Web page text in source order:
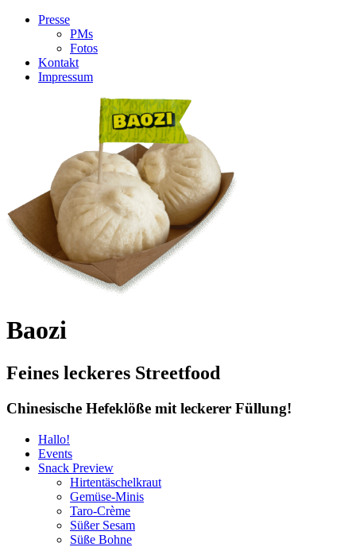
Presse
PMs
Fotos
Kontakt
Impressum
Baozi
Feines leckeres Streetfood
Chinesische Hefeklöße mit leckerer Füllung!
Hallo!
Events
Snack Preview
Hirtentäschelkraut
Gemüse-Minis
Taro-Crème
Süßer Sesam
Süße Bohne